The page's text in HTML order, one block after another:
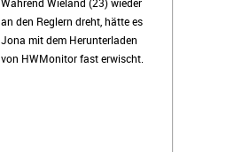
an den Reglern dreht, hätte es
Jona mit dem Herunterladen
von HWMonitor fast erwischt.